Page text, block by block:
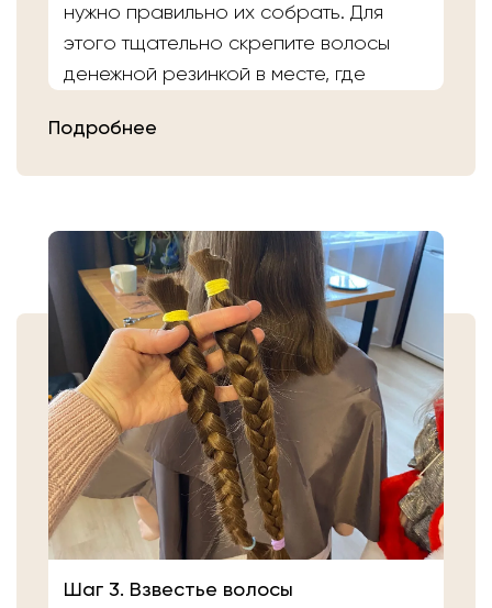
нужно правильно их собрать. Для
этого тщательно скрепите волосы
денежной резинкой в месте, где
Подробнее
Шаг 3. Взвестье волосы